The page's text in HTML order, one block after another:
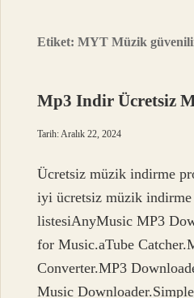
Etiket:MYT Müzik
Mp3 Indir Ücretsiz
Tarih: Aralık 22, 2024
Ücretsiz müzik indirme
iyi ücretsiz müzik indirme
listesiAnyMusic MP3
for Music.aTube
Converter.MP3
Music